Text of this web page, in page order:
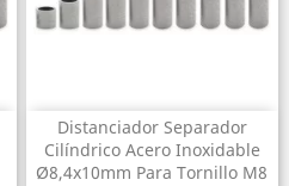
Distanciador Separador
Cilíndrico Acero Inoxidable
Ø8,4x10mm Para Tornillo M8